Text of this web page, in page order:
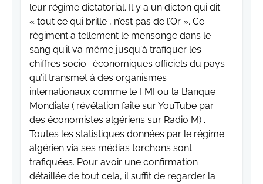
leur régime dictatorial. Il y a un dicton qui dit
« tout ce qui brille , n’est pas de l’Or ». Ce
régiment a tellement le mensonge dans le
sang qu’il va même jusqu'à trafiquer les
chiffres socio- économiques officiels du pays
qu’il transmet à des organismes
internationaux comme le FMI ou la Banque
Mondiale ( révélation faite sur YouTube par
des économistes algériens sur Radio M) .
Toutes les statistiques données par le régime
algérien via ses médias torchons sont
trafiquées. Pour avoir une confirmation
détaillée de tout cela, il suffit de regarder la